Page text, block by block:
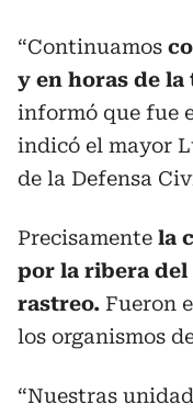
“Continuamos
y en horas de
informó que fue
indicó el mayor
de la Defensa
Precisamente la
por la ribera del
rastreo. Fueron
los organismos
“Nuestras